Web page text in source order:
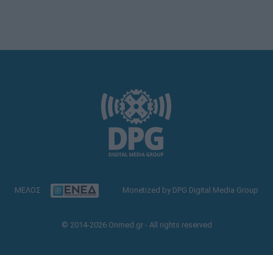
ΜΕΛΟΣ Monetized by DPG Digital Media Group
© 2014-2026 Onmed.gr - All rights reserved